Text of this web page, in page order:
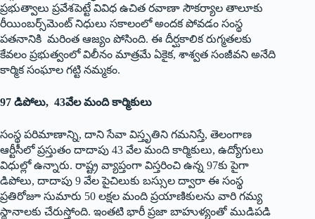
ప్రభుత్వాలు ప్రవేశపెట్టే వివిధ ఉచిత రవాణా సౌకర్యాల తాలూకు
రీయింబర్స్‌మెంట్ నిధులు సకాలంలో అందక పోవడం సంస్థ
పతనానికి మ‌రింత ఆజ్యం పోసింది. ఈ దీర్ఘకాలిక రుగ్మతలకు
కేవలం ప్రభుత్వంలో విలీనం మాత్రమే ఏకైక, శాశ్వత సంజీవని అనేది
కార్మిక సంఘాల గట్టి నమ్మకం.
97 డిపోలు, 43వేల మంది కార్మికులు
సంస్థ పరిమాణాన్ని, దాని సేవా విస్తృతిని గమనిస్తే, తెలంగాణ
ఆర్టీసీలో ప్రస్తుతం దాదాపు 43 వేల మంది కార్మికులు, ఉద్యోగులు
విధుల్లో ఉన్నారు. రాష్ట్ర వ్యాప్తంగా విస్తరించి ఉన్న 97కు పైగా
డిపోలు, దాదాపు 9 వేల పైచిలుకు బస్సుల ద్వారా ఈ సంస్థ
ప్రతిరోజూ సుమారు 50 లక్షల మంది ప్రయాణికులను వారి గమ్య
స్థానాలకు చేరుస్తోంది. ఇంతటి భారీ ప్రజా బాహుళ్యంతో ముడిపడి